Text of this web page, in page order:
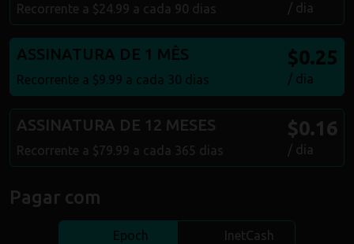
Recorrente a $24.99 a cada 90 dias / dia
ASSINATURA DE 1 MÊS
Recorrente a $9.99 a cada 30 dias
$0.25
/ dia
ASSINATURA DE 12 MESES
Recorrente a $79.99 a cada 365 dias
$0.16
/ dia
Pagar com
Epoch InetCash